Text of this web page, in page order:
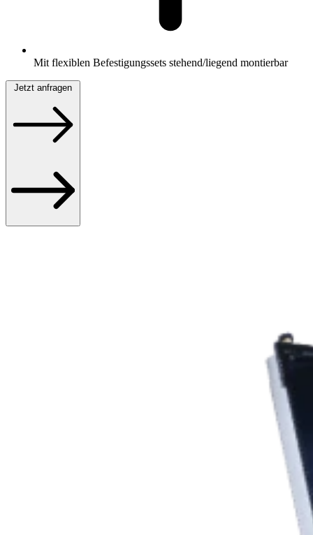
Mit flexiblen Befestigungssets stehend/liegend montierbar
Jetzt anfragen